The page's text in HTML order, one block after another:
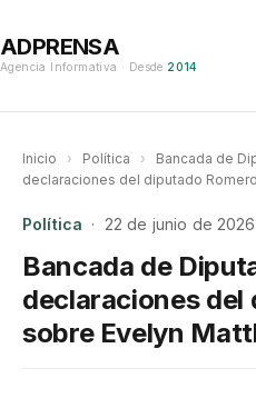
ADPRENSA
Agencia Informativa · Desde 2014
Inicio › Política ›
Bancada de
declaraciones del diputado
Política · 22 de junio de
Bancada de
declaraciones del
sobre Evelyn